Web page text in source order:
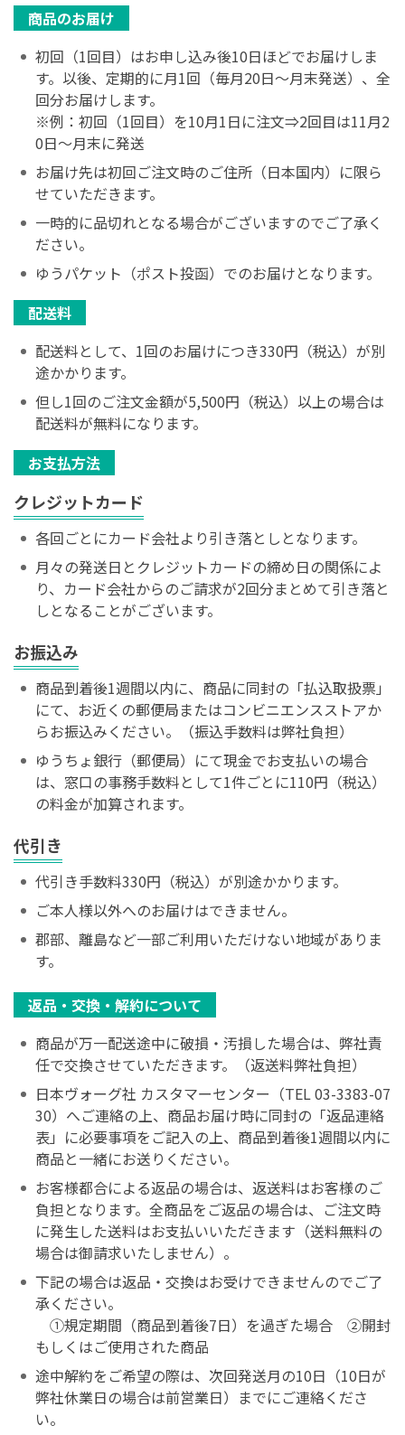
商品のお届け
初回（1回目）はお申し込み後10日ほどでお届けしま
す。以後、定期的に月1回（毎月20日～月末発送）、全
回分お届けします。
※例：初回（1回目）を10月1日に注文⇒2回目は11月2
0日～月末に発送
お届け先は初回ご注文時のご住所（日本国内）に限ら
せていただきます。
一時的に品切れとなる場合がございますのでご了承く
ださい。
ゆうパケット（ポスト投函）でのお届けとなります。
配送料
配送料として、1回のお届けにつき330円（税込）が別
途かかります。
但し1回のご注文金額が5,500円（税込）以上の場合は
配送料が無料になります。
お支払方法
クレジットカード
各回ごとにカード会社より引き落としとなります。
月々の発送日とクレジットカードの締め日の関係によ
り、カード会社からのご請求が2回分まとめて引き落と
しとなることがございます。
お振込み
商品到着後1週間以内に、商品に同封の「払込取扱票」
にて、お近くの郵便局またはコンビニエンスストアか
らお振込みください。（振込手数料は弊社負担）
ゆうちょ銀行（郵便局）にて現金でお支払いの場合
は、窓口の事務手数料として1件ごとに110円（税込）
の料金が加算されます。
代引き
代引き手数料330円（税込）が別途かかります。
ご本人様以外へのお届けはできません。
郡部、離島など一部ご利用いただけない地域がありま
す。
返品・交換・解約について
商品が万一配送途中に破損・汚損した場合は、弊社責
任で交換させていただきます。（返送料弊社負担）
日本ヴォーグ社 カスタマーセンター（TEL03-3383-07
30）へご連絡の上、商品お届け時に同封の「返品連絡
表」に必要事項をご記入の上、商品到着後1週間以内に
商品と一緒にお送りください。
お客様都合による返品の場合は、返送料はお客様のご
負担となります。全商品をご返品の場合は、ご注文時
に発生した送料はお支払いいただきます（送料無料の
場合は御請求いたしません）。
下記の場合は返品・交換はお受けできませんのでご了
承ください。
①規定期間（商品到着後7日）を過ぎた場合 ②開封
もしくはご使用された商品
途中解約をご希望の際は、次回発送月の10日（10日が
弊社休業日の場合は前営業日）までにご連絡くださ
い。